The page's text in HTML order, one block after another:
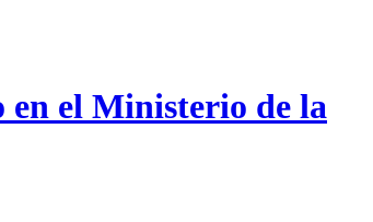
en el Ministerio de la